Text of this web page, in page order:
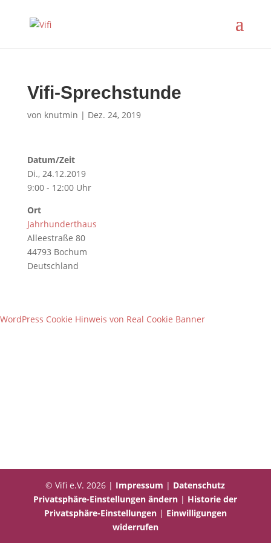
Vifi-Sprechstunde
von knutmin | Dez. 24, 2019
Datum/Zeit
Di., 24.12.2019
9:00 - 12:00 Uhr
Ort
Jahrhunderthaus
Alleestraße 80
44793 Bochum
Deutschland
© Vifi e.V. 2026 | Impressum | Datenschutz
Privatsphäre-Einstellungen ändern | Historie der
Privatsphäre-Einstellungen| Einwilligungen
widerrufen
WordPress Cookie Hinweis von Real Cookie Banner